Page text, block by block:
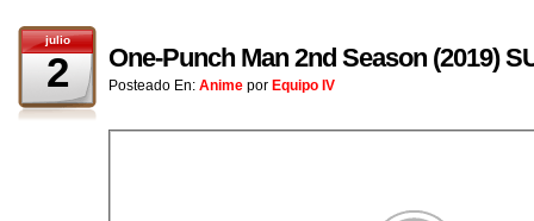
julio
2 One-Punch Man 2nd Season (2019)
Posteado En: Anime por Equipo IV